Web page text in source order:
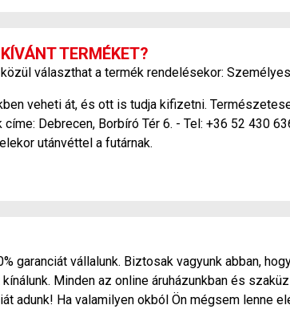
TERMÉKET?
választhat a termék rendelésekor:
veheti át, és ott is tudja kifizetni.
Debrecen, Borbíró Tér 6. - Tel: +36 52 430
utánvéttel a futárnak.
garanciát vállalunk. Biztosak vagyunk abban,
Minden az online áruházunkban és
adunk! Ha valamilyen okból Ön mégsem lenne